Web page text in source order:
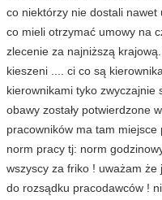
co niektórzy nie dostali
co mieli otrzymać umowy na
zlecenie za najniższą
kieszeni .... ci co są
kierownikami tyko
obawy zostały potwierdzone
pracowników ma tam miejsce
norm pracy tj: norm
wszyscy za friko ! uważam
do rozsądku pracodawców !